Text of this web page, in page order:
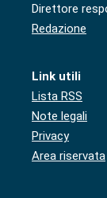
Direttore
Redazione
Link utili
Lista RSS
Note legali
Privacy
Area riservata